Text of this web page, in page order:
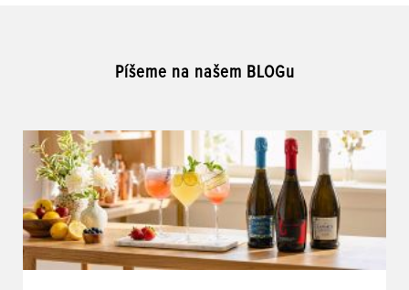
Píšeme na našem BLOGu